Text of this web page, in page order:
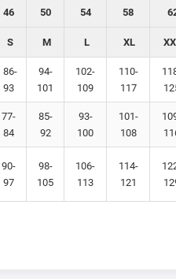
46 50 54 58
S M L XL
86-
93
94-
101
102-
109
110-
117
77-
84
85-
92
93-
100
101-
108
90-
97
98-
105
106-
113
114-
121